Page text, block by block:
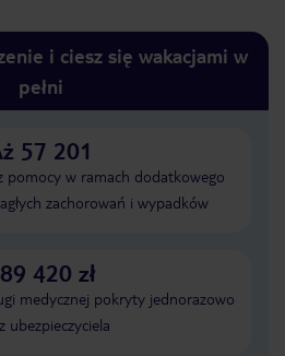
i ciesz się wakacjami w
pełni
57 201
pomocy w ramach dodatkowego
zachorowań i wypadków
420 zł
medycznej pokryty jednorazowo
ubezpieczyciela